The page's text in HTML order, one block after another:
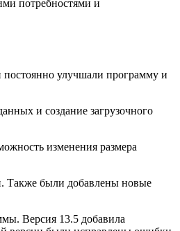
потребностями и
улучшали программу и
и создание загрузочного
изменения размера
Также были добавлены новые
Версия 13.5 добавила